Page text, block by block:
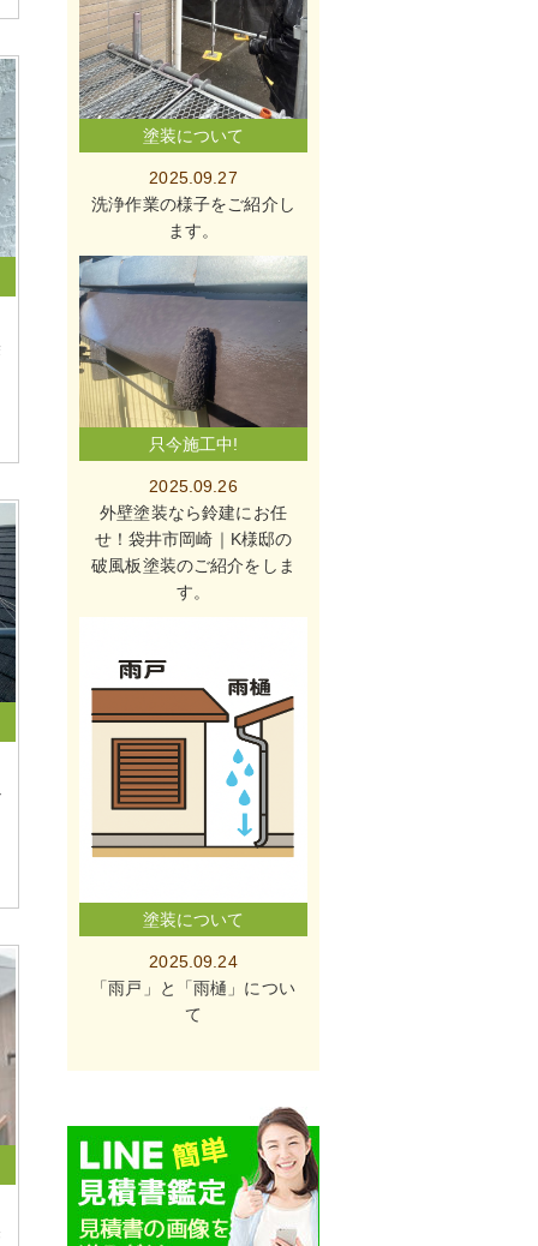
塗装について
2025.09.27
洗浄作業の様子をご紹介し
ます。
只今施工中!
2025.09.26
外壁塗装なら鈴建にお任
せ！袋井市岡崎｜K様邸の
破風板塗装のご紹介をしま
す。
塗装について
2025.09.24
「雨戸」と「雨樋」につい
て